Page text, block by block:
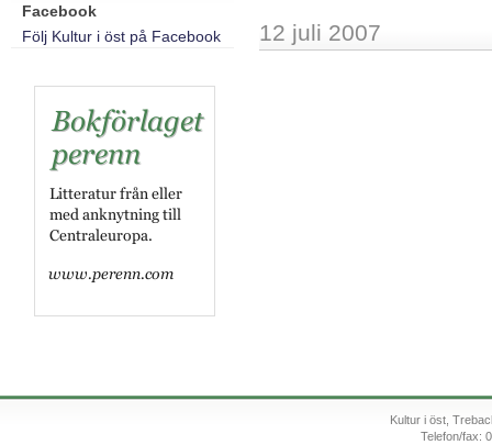
12 juli 2007
Facebook
Följ Kultur i öst på Facebook
Kultur i öst,
Telefon/fax: